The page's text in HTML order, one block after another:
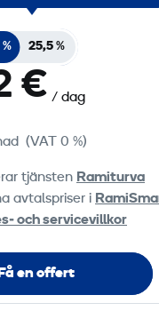
25,5 %
€ / dag
(VAT 0 %)
tjänsten Ramiturva
avtalspriser i
och servicevillkor
Få en offert